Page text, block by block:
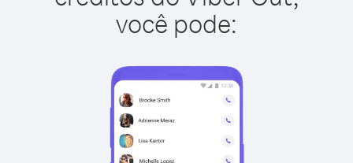
você pode: